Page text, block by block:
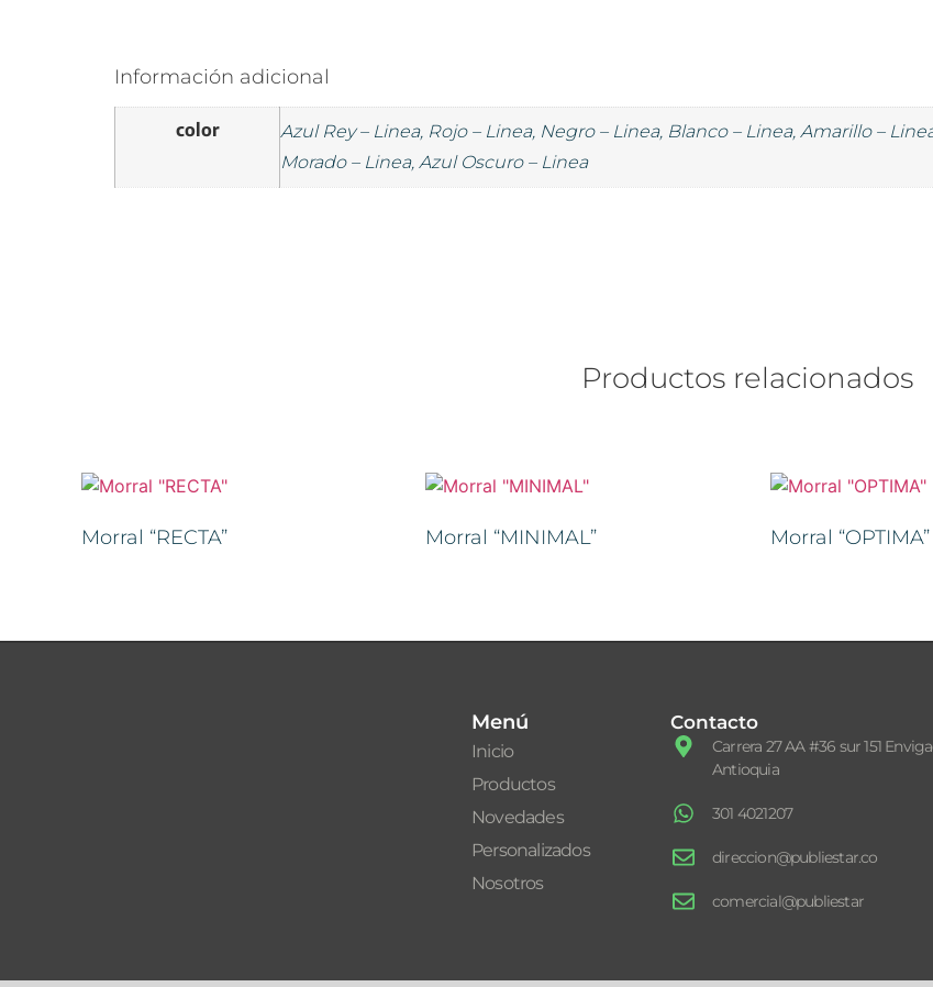
Información adicional
color
Azul Rey – Linea, Rojo – Linea, Negro – Linea, Blanco – Linea, Amarillo –
Morado – Linea, Azul Oscuro – Linea
Productos relacionados
Morral “RECTA” Morral “MINIMAL” Morral “OPTIMA”
Menú
Inicio
Productos
Novedades
Personalizados
Nosotros
Contacto
Carrera 27 AA #36 sur 151
Antioquia
301 4021207
direccion@publiestar.co
comercial@publiestar